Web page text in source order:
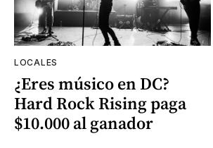
LOCALES
¿Eres músico en DC?
Hard Rock Rising paga
$10.000 al ganador